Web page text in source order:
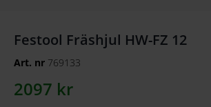
Festool Fräshjul HW-FZ 12
Art. nr 769133
2097 kr